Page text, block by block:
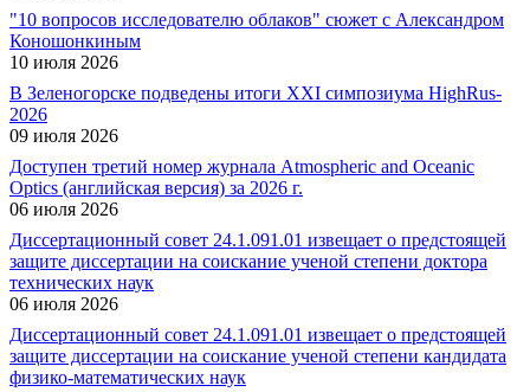
"10 вопросов исследователю облаков" сюжет с Александром
Коношонкиным
10 июля 2026
В Зеленогорске подведены итоги XXI симпозиума HighRus-
2026
09 июля 2026
Доступен третий номер журнала Atmospheric and Oceanic
Optics (английская версия) за 2026 г.
06 июля 2026
Диссертационный совет 24.1.091.01 извещает о предстоящей
защите диссертации на соискание ученой степени доктора
технических наук
06 июля 2026
Диссертационный совет 24.1.091.01 извещает о предстоящей
защите диссертации на соискание ученой степени кандидата
физико-математических наук